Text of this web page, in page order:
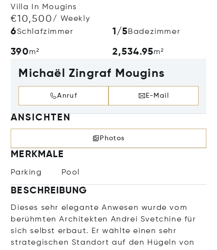
Villa In Mougins
€10,500/ Weekly
6Schlafzimmer 1/5Badezimmer
390m² 2,534.95m²
Michaël Zingraf Mougins
Anruf E-Mail
ANSICHTEN
Photos
MERKMALE
Parking Pool
BESCHREIBUNG
Dieses sehr elegante Anwesen wurde vom
berühmten Architekten Andrei Svetchine für
sich selbst erbaut. Er wählte einen sehr
strategischen Standort auf den Hügeln von